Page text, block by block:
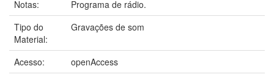
Notas:
Programa de rádio.
Tipo do
Material:
Gravações de som
Acesso:
openAccess